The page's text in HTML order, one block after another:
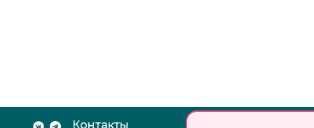
Контакты